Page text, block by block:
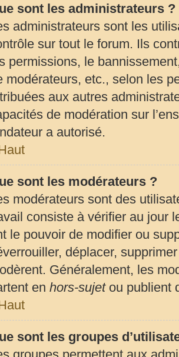
sont les administrateurs ?
administrateurs sont les
sur tout le forum. Ils
permissions, le
modérateurs, etc., selon les
aux autres
de modération sur
a autorisé.
sont les modérateurs ?
modérateurs sont des
consiste à vérifier au jour
le pouvoir de modifier ou
déplacer,
Généralement, les
en hors-sujetou publient
sont les groupes
groupes permettent aux